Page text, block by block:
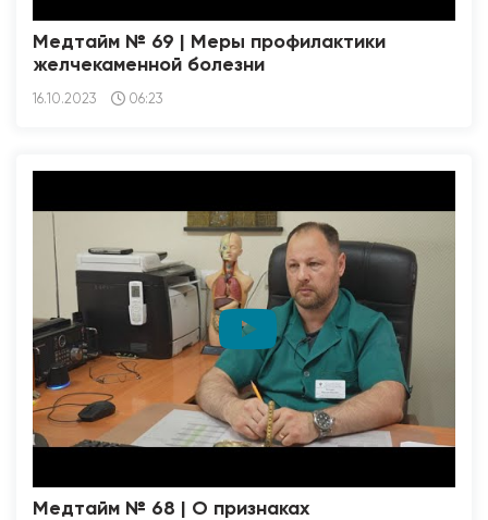
Медтайм № 69 | Меры профилактики
желчекаменной болезни
16.10.2023 06:23
Медтайм № 68 | О признаках